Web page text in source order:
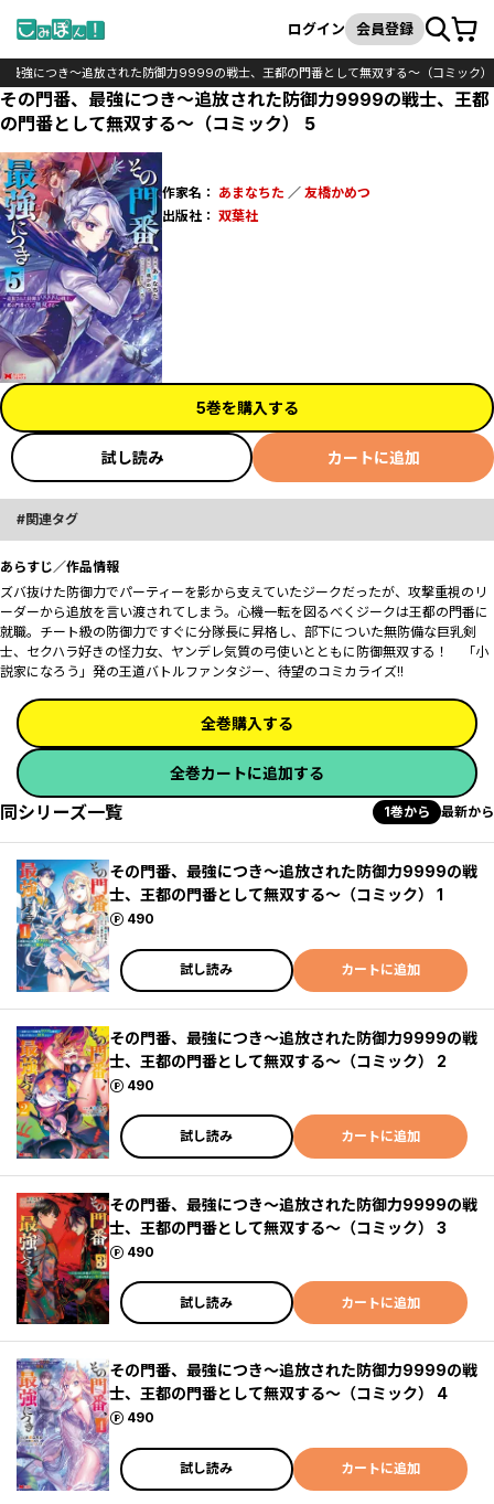
検索
ログイン 会員登録カート
最強につき～追放された防御力9999の戦士、王都の門番として無双する～（コミック）
その門番、最強につき～追放された防御力9999の戦士、王都
の門番として無双する～（コミック） 5
作家名： あまなちた ／ 友橋かめつ
出版社： 双葉社
5巻を購入する
試し読み カートに追加
関連タグ
あらすじ／作品情報
ズバ抜けた防御力でパーティーを影から支えていたジークだったが、攻撃重視のリ
ーダーから追放を言い渡されてしまう。心機一転を図るべくジークは王都の門番に
就職。チート級の防御力ですぐに分隊長に昇格し、部下についた無防備な巨乳剣
士、セクハラ好きの怪力女、ヤンデレ気質の弓使いとともに防御無双する！ 「小
説家になろう」発の王道バトルファンタジー、待望のコミカライズ!!
全巻購入する
全巻カートに追加する
同シリーズ一覧 1巻から 最新から
その門番、最強につき～追放された防御力9999の戦
士、王都の門番として無双する～（コミック） 1
490
ポイント
試し読み カートに追加
その門番、最強につき～追放された防御力9999の戦
士、王都の門番として無双する～（コミック） 2
490
ポイント
試し読み カートに追加
その門番、最強につき～追放された防御力9999の戦
士、王都の門番として無双する～（コミック） 3
490
ポイント
試し読み カートに追加
その門番、最強につき～追放された防御力9999の戦
士、王都の門番として無双する～（コミック） 4
490
ポイント
試し読み カートに追加